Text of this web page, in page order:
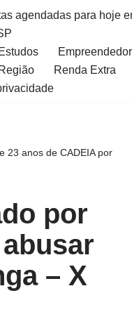
agendadas para hoje
Renda Extra
23 anos de CADEIA por
por
– X